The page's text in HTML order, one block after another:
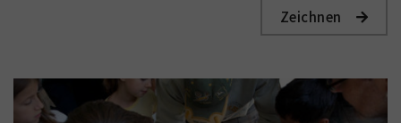
Zeichnen